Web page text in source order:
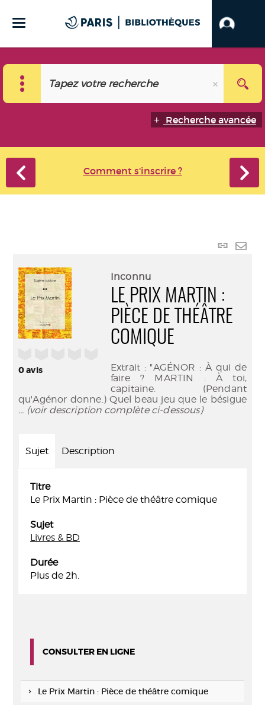
Recherche avancée
Comment s'inscrire ?
Lien
0avis
Inconnu
LE PRIX MARTIN :
PIÈCE DE THÉÂTRE
COMIQUE
Extrait : "AGÉNOR : À qui de
faire ? MARTIN : À toi,
capitaine. (Pendant
qu'Agénor donne.) Quel beau jeu que le bésigue
... (voir description complète ci-dessous)
Sujet Description
Titre
Le Prix Martin : Pièce de théâtre comique
Sujet
Livres & BD
Durée
Plus de 2h.
CONSULTER EN LIGNE
Le Prix Martin : Pièce de théâtre comique